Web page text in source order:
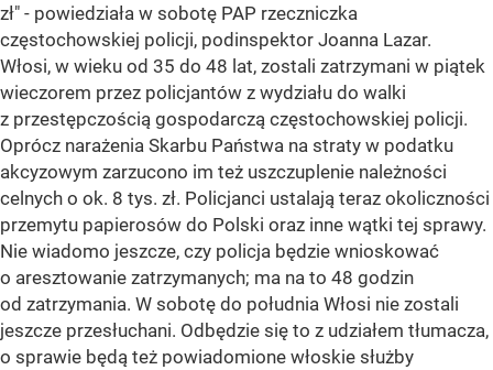
zł" - powiedziała w sobotę PAP rzeczniczka
częstochowskiej policji, podinspektor Joanna Lazar.
Włosi, w wieku od 35 do 48 lat, zostali zatrzymani w piątek
wieczorem przez policjantów z wydziału do walki
z przestępczością gospodarczą częstochowskiej policji.
Oprócz narażenia Skarbu Państwa na straty w podatku
akcyzowym zarzucono im też uszczuplenie należności
celnych o ok. 8 tys. zł. Policjanci ustalają teraz okoliczności
przemytu papierosów do Polski oraz inne wątki tej sprawy.
Nie wiadomo jeszcze, czy policja będzie wnioskować
o aresztowanie zatrzymanych; ma na to 48 godzin
od zatrzymania. W sobotę do południa Włosi nie zostali
jeszcze przesłuchani. Odbędzie się to z udziałem tłumacza,
o sprawie będą też powiadomione włoskie służby